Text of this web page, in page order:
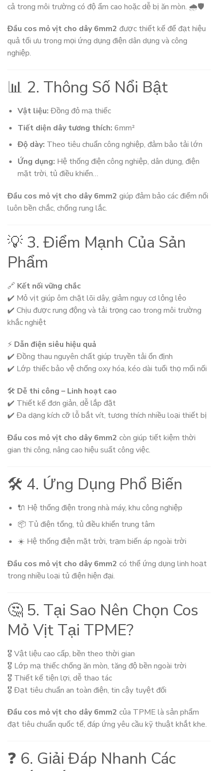
cả trong môi trường có độ ẩm cao hoặc dễ bị ăn mòn. 🌧️🛡️
Đầu cos mỏ vịt cho dây 6mm2 được thiết kế để đạt hiệu
quả tối ưu trong mọi ứng dụng điện dân dụng và công
nghiệp.
📊 2. Thông Số Nổi Bật
Vật liệu: Đồng đỏ mạ thiếc
Tiết diện dây tương thích: 6mm²
Độ dày: Theo tiêu chuẩn công nghiệp, đảm bảo tải lớn
Ứng dụng: Hệ thống điện công nghiệp, dân dụng, điện
mặt trời, tủ điều khiển…
Đầu cos mỏ vịt cho dây 6mm2 giúp đảm bảo các điểm nối
luôn bền chắc, chống rung lắc.
💡 3. Điểm Mạnh Của Sản
Phẩm
🔗 Kết nối vững chắc
✔️ Mỏ vịt giúp ôm chặt lõi dây, giảm nguy cơ lỏng lẻo
✔️ Chịu được rung động và tải trọng cao trong môi trường
khắc nghiệt
⚡ Dẫn điện siêu hiệu quả
✔️ Đồng thau nguyên chất giúp truyền tải ổn định
✔️ Lớp thiếc bảo vệ chống oxy hóa, kéo dài tuổi thọ mối nối
🛠️ Dễ thi công – Linh hoạt cao
✔️ Thiết kế đơn giản, dễ lắp đặt
✔️ Đa dạng kích cỡ lỗ bắt vít, tương thích nhiều loại thiết bị
Đầu cos mỏ vịt cho dây 6mm2 còn giúp tiết kiệm thời
gian thi công, nâng cao hiệu suất công việc.
🛠️ 4. Ứng Dụng Phổ Biến
🔌 Hệ thống điện trong nhà máy, khu công nghiệp
📦 Tủ điện tổng, tủ điều khiển trung tâm
☀️ Hệ thống điện mặt trời, trạm biến áp ngoài trời
Đầu cos mỏ vịt cho dây 6mm2 có thể ứng dụng linh hoạt
trong nhiều loại tủ điện hiện đại.
🤔 5. Tại Sao Nên Chọn Cos
Mỏ Vịt Tại TPME?
🎖️ Vật liệu cao cấp, bền theo thời gian
🎖️ Lớp mạ thiếc chống ăn mòn, tăng độ bền ngoài trời
🎖️ Thiết kế tiện lợi, dễ thao tác
🎖️ Đạt tiêu chuẩn an toàn điện, tin cậy tuyệt đối
Đầu cos mỏ vịt cho dây 6mm2 của TPME là sản phẩm
đạt tiêu chuẩn quốc tế, đáp ứng yêu cầu kỹ thuật khắt khe.
❓ 6. Giải Đáp Nhanh Các